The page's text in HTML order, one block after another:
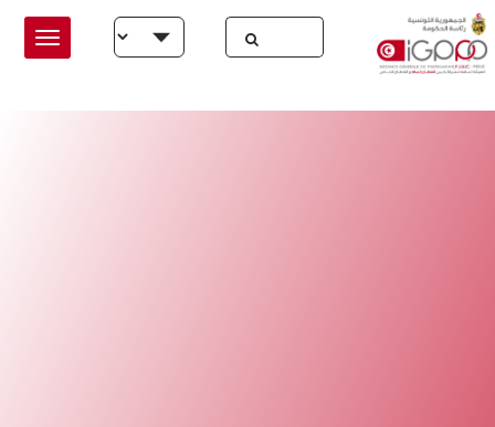
Skip to main content
Select your language